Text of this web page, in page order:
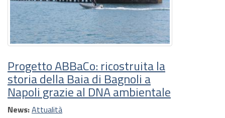
Progetto ABBaCo: ricostruita la
storia della Baia di Bagnoli a
Napoli grazie al DNA ambientale
News:Attualità